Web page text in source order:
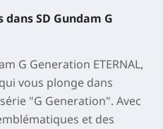
SD Gundam G
G Generation ETERNAL,
vous plonge dans
"G Generation". Avec
et des